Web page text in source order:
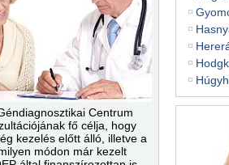
Centrum
fő célja, hogy
kezelés előtt álló, illetve a
módon már kezelt